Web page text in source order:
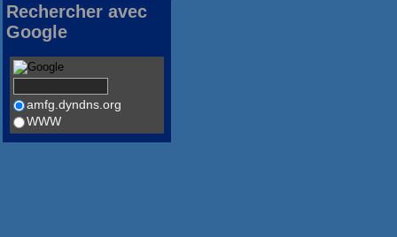
Rechercher avec
Google
amfg.dyndns.org
WWW